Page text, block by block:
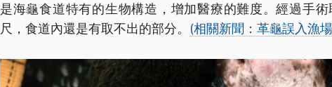
是海龜食道特有的生物構造，增加醫療的難度。經過手
尺，食道內還是有取不出的部分。 (相關新聞：革龜誤入漁